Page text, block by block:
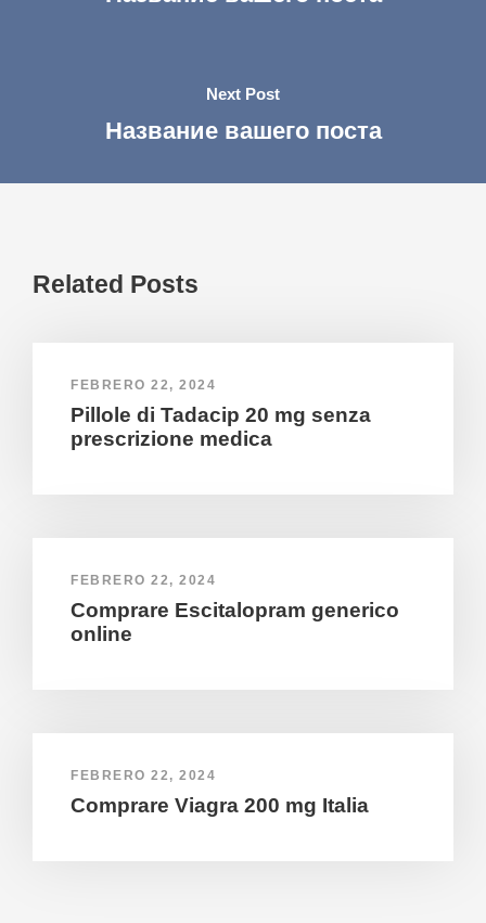
Next Post
Название вашего поста
Related Posts
FEBRERO 22, 2024
Pillole di Tadacip 20 mg senza
prescrizione medica
FEBRERO 22, 2024
Comprare Escitalopram generico
online
FEBRERO 22, 2024
Comprare Viagra 200 mg Italia